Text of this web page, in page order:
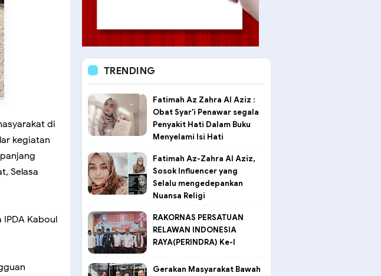
di
kegiatan
Selasa
Kaboul
TRENDING
Fatimah Az Zahra Al Aziz :
Obat Syar'i Penawar segala
Penyakit Hati Dalam Buku
Menyelami Isi Hati
Fatimah Az-Zahra Al Aziz,
Sosok Influencer yang
Selalu mengedepankan
Nuansa Religi
RAKORNAS PERSATUAN
RELAWAN INDONESIA
RAYA(PERINDRA) Ke-I
Gerakan Masyarakat Bawah